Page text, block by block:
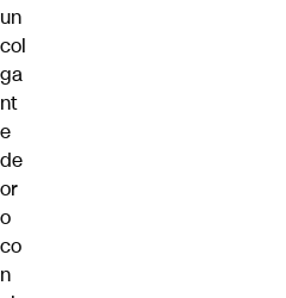
un
col
ga
nt
e
de
or
o
co
n